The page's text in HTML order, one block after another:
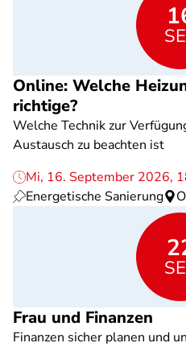
Online: Welche
richtige?
Welche Technik zur
Austausch zu beachten ist
Mi, 16. September 2026,
Energetische Sanierung
Frau und Finanzen
Finanzen sicher planen und